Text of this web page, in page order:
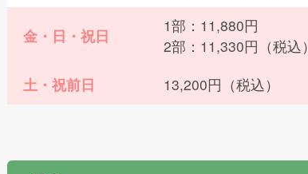
金・日・祝日
1部：11,880円
2部：11,330円（税込）
土・祝前日
13,200円（税込）